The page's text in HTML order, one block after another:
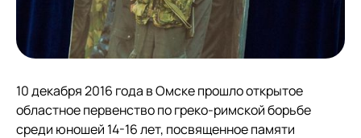
10 декабря 2016 года в Омске прошло открытое
областное первенство по греко-римской борьбе
среди юношей 14-16 лет, посвященное памяти